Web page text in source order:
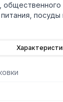
посуды
придвинуть
из
материал